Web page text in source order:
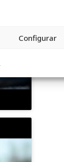
Configurar